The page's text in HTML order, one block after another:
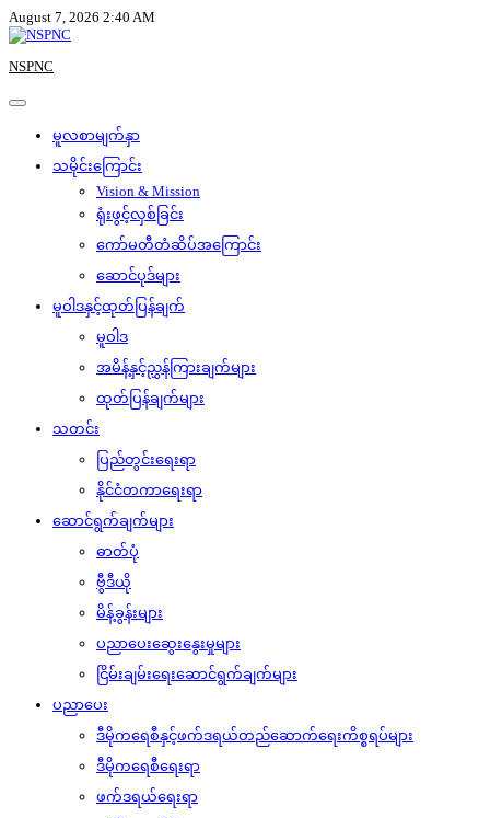
Skip
to
August 7, 2026 2:40 AM
NSPNC
မူလစာမျက်နှာ
သမိုင်းကြောင်း
Vision & Mission
ရုံးဖွင့်လှစ်ခြင်း
ကော်မတီတံဆိပ်အကြောင်း
ဆောင်ပုဒ်များ
မူဝါဒနှင့်ထုတ်ပြန်ချက်
မူဝါဒ
အမိန့်နှင့်ညွှန်ကြားချက်များ
ထုတ်ပြန်ချက်များ
သတင်း
ပြည်တွင်းရေးရာ
နိုင်ငံတကာရေးရာ
ဆောင်ရွက်ချက်များ
ဓာတ်ပုံ
ဗွီဒီယို
မိန့်ခွန်းများ
ပညာပေးဆွေးနွေးမှုများ
ငြိမ်းချမ်းရေးဆောင်ရွက်ချက်များ
ပညာပေး
ဒီမိုကရေစီနှင့်ဖက်ဒရယ်တည်ဆောက်‌ရေးကိစ္စရပ်များ
ဒီမိုကရေစီရေးရာ
ဖက်ဒရယ်ရေးရာ